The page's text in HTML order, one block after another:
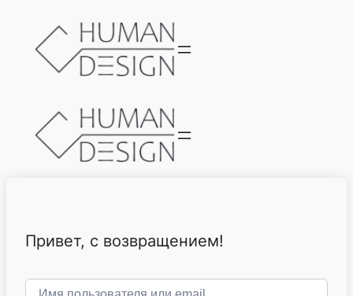
Привет, с возвращением!